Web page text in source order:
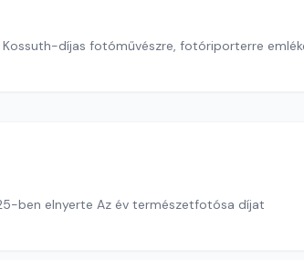
díjas fotóművészre, fotóriporterre
ben elnyerte Az év természetfotósa díjat